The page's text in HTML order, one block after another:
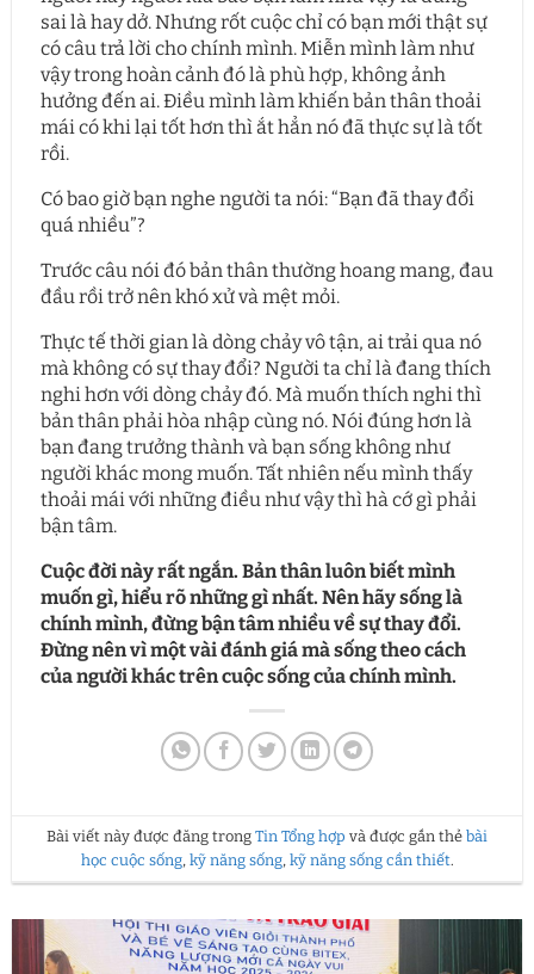
sai là hay dở. Nhưng rốt cuộc chỉ có bạn mới thật sự
có câu trả lời cho chính mình. Miễn mình làm như
vậy trong hoàn cảnh đó là phù hợp, không ảnh
hưởng đến ai. Điều mình làm khiến bản thân thoải
mái có khi lại tốt hơn thì ắt hẳn nó đã thực sự là tốt
rồi.
Có bao giờ bạn nghe người ta nói: “Bạn đã thay đổi
quá nhiều”?
Trước câu nói đó bản thân thường hoang mang, đau
đầu rồi trở nên khó xử và mệt mỏi.
Thực tế thời gian là dòng chảy vô tận, ai trải qua nó
mà không có sự thay đổi? Người ta chỉ là đang thích
nghi hơn với dòng chảy đó. Mà muốn thích nghi thì
bản thân phải hòa nhập cùng nó. Nói đúng hơn là
bạn đang trưởng thành và bạn sống không như
người khác mong muốn. Tất nhiên nếu mình thấy
thoải mái với những điều như vậy thì hà cớ gì phải
bận tâm.
Cuộc đời này rất ngắn. Bản thân luôn biết mình
muốn gì, hiểu rõ những gì nhất. Nên hãy sống là
chính mình, đừng bận tâm nhiều về sự thay đổi.
Đừng nên vì một vài đánh giá mà sống theo cách
của người khác trên cuộc sống của chính mình.
Bài viết này được đăng trong Tin Tổng hợp và được gắn thẻ bài
học cuộc sống, kỹ năng sống, kỹ năng sống cần thiết.